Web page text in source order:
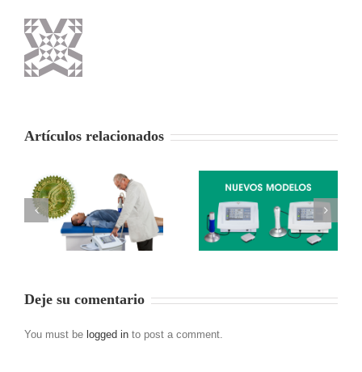
Artículos relacionados
Nuevos modelos de
RADIALSPEC y
Presentación
aging…)
Deje su comentario
You must be logged in to post a comment.